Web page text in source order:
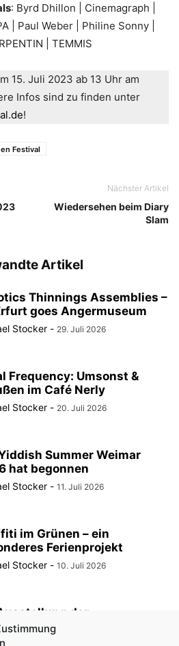
: Byrd Dhillon | Cinemagraph |
| Paul Weber | Philine Sonny |
| TEMMIS
15. Juli 2023 ab 13 Uhr am
Infos sind zu finden unter
!
Festival
Nächster Artikel
Wiedersehen beim Diary
Slam
Artikel
Thinnings Assemblies –
goes Angermuseum
Stocker - 29. Juli 2026
Frequency: Umsonst &
im Café Nerly
Stocker - 20. Juli 2026
Summer Weimar
hat begonnen
Stocker - 11. Juli 2026
im Grünen – ein
Ferienprojekt
Stocker - 10. Juli 2026
der
am
Schauspielhaus